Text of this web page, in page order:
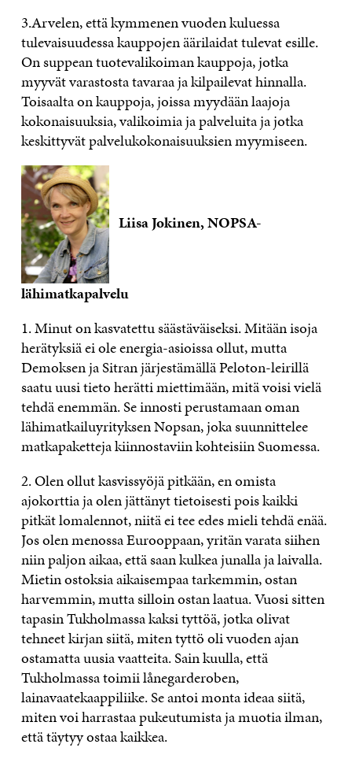
3.Arvelen, että kymmenen vuoden kuluessa
tulevaisuudessa kauppojen äärilaidat tulevat esille.
On suppean tuotevalikoiman kauppoja, jotka
myyvät varastosta tavaraa ja kilpailevat hinnalla.
Toisaalta on kauppoja, joissa myydään laajoja
kokonaisuuksia, valikoimia ja palveluita ja jotka
keskittyvät palvelukokonaisuuksien myymiseen.
Liisa Jokinen, NOPSA-
lähimatkapalvelu
1. Minut on kasvatettu säästäväiseksi. Mitään isoja
herätyksiä ei ole energia-asioissa ollut, mutta
Demoksen ja Sitran järjestämällä Peloton-leirillä
saatu uusi tieto herätti miettimään, mitä voisi vielä
tehdä enemmän. Se innosti perustamaan oman
lähimatkailuyrityksen Nopsan, joka suunnittelee
matkapaketteja kiinnostaviin kohteisiin Suomessa.
2. Olen ollut kasvissyöjä pitkään, en omista
ajokorttia ja olen jättänyt tietoisesti pois kaikki
pitkät lomalennot, niitä ei tee edes mieli tehdä enää.
Jos olen menossa Eurooppaan, yritän varata siihen
niin paljon aikaa, että saan kulkea junalla ja laivalla.
Mietin ostoksia aikaisempaa tarkemmin, ostan
harvemmin, mutta silloin ostan laatua. Vuosi sitten
tapasin Tukholmassa kaksi tyttöä, jotka olivat
tehneet kirjan siitä, miten tyttö oli vuoden ajan
ostamatta uusia vaatteita. Sain kuulla, että
Tukholmassa toimii lånegarderoben,
lainavaatekaappiliike. Se antoi monta ideaa siitä,
miten voi harrastaa pukeutumista ja muotia ilman,
että täytyy ostaa kaikkea.